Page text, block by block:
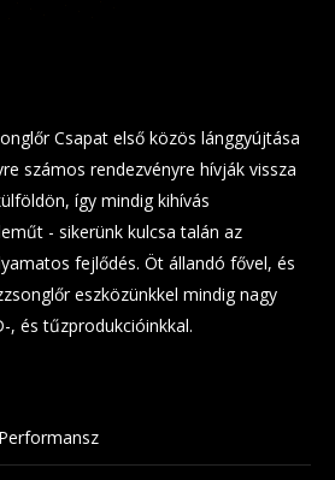
Csapat első közös lánggyújtása
számos rendezvényre hívják vissza
így mindig kihívás
- sikerünk kulcsa talán az
fejlődés. Öt állandó fővel, és
eszközünkkel mindig nagy
, és tűzprodukcióinkkal.